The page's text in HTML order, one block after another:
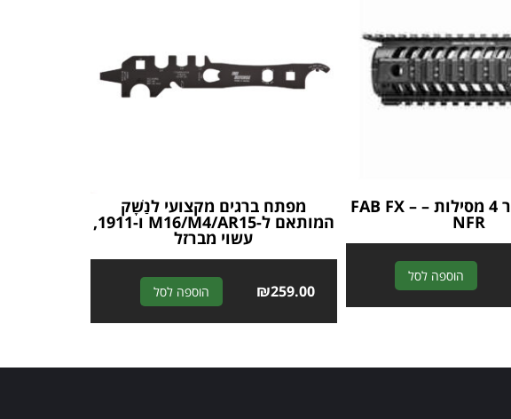
מתפסי טרור 4 מסילות – FAB FX –
NFR
הוספה לסל
l
t
n
מפתח ברגים מקצועי לנַשָׁק
המותאם ל-M16/M4/AR15 ו-1911,
עשוי מברזל
₪259.00 הוספה לסל
t
r